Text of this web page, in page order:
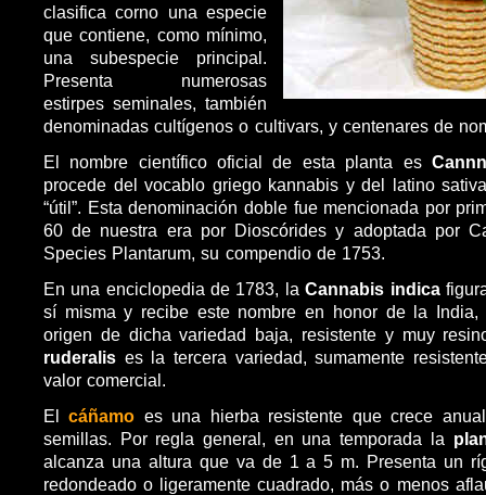
clasifica corno una especie
que contiene, como mínimo,
una subespecie principal.
Presenta numerosas
estirpes seminales, también
denominadas cultígenos o cultivars, y centenares de
El nombre científico oficial de esta planta es
procede del vocablo griego kannabis y del latino
“útil”. Esta denominación doble fue mencionada por
60 de nuestra era por Dioscórides y adoptada por
Species Plantarum, su compendio de 1753.
En una enciclopedia de 1783, laCannabis indica
sí misma y recibe este nombre en honor de la India,
origen de dicha variedad baja, resistente y muy
ruderalis es la tercera variedad, sumamente
valor comercial.
Elcáñamo es una hierba resistente que crece
semillas. Por regla general, en una temporada la
alcanza una altura que va de 1 a 5 m. Presenta un
redondeado o ligeramente cuadrado, más o menos